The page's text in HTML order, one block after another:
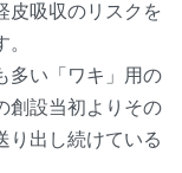
皮吸収のリスクを
多い「ワキ」用の
創設当初よりその
り出し続けている